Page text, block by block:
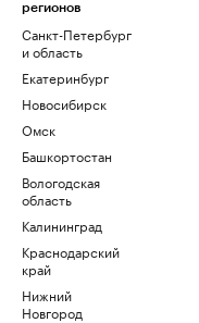
регионов
Санкт-Петербург
и область
Екатеринбург
Новосибирск
Омск
Башкортостан
Вологодская
область
Калининград
Краснодарский
край
Нижний
Новгород